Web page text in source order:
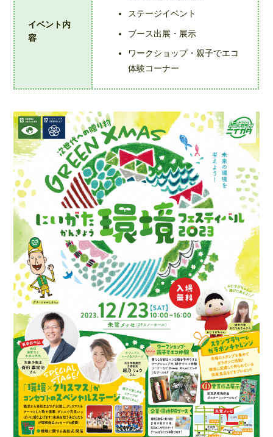
イベント内
容
ステージイベント
ブース出展・展示
ワークショップ・親子でエコ
体験コーナー